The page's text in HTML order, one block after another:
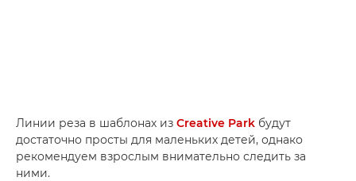
Линии реза в шаблонах из Creative Park будут
достаточно просты для маленьких детей, однако
рекомендуем взрослым внимательно следить за
ними.